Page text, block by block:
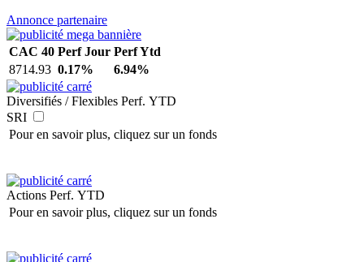
Annonce partenaire
CAC 40 Perf Jour Perf Ytd
8714.93 0.17% 6.94%
Diversifiés / Flexibles Perf. YTD
SRI
Pour en savoir plus, cliquez sur un fonds
Actions Perf. YTD
Pour en savoir plus, cliquez sur un fonds